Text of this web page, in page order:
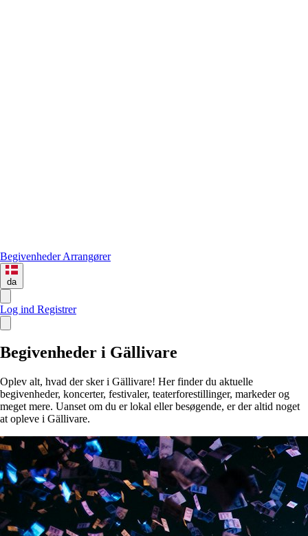
BegivenhederArrangører
da
Log ind Registrer
Begivenheder i Gällivare
Oplev alt, hvad der sker i Gällivare! Her finder du aktuelle
begivenheder, koncerter, festivaler, teaterforestillinger, markeder og
meget mere. Uanset om du er lokal eller besøgende, er der altid noget
at opleve i Gällivare.